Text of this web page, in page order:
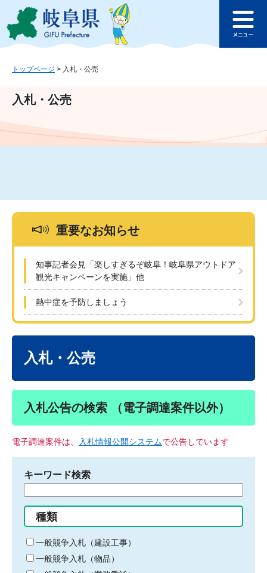
ジ
ュ
文
このページの本文へ
ュ
トップページ > 入札・公売
入札・公売
重要なお知らせ
知事記者会見「楽しすぎるぞ岐阜！岐阜県アウトドア
観光キャンペーンを実施」他
熱中症を予防しましょう
入札・公売
入札公告の検索 （電子調達案件以外）
電子調達案件は、 入札情報公開システムで公告しています
キーワード検索
る
キ
ー
ワ
種類
一般競争入札（建設工事）
一般競争入札（物品）